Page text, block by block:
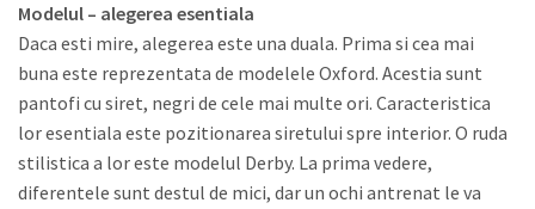
Modelul – alegerea esentiala
Daca esti mire, alegerea este una duala. Prima si cea mai
buna este reprezentata de modelele Oxford. Acestia sunt
pantofi cu siret, negri de cele mai multe ori. Caracteristica
lor esentiala este pozitionarea siretului spre interior. O ruda
stilistica a lor este modelul Derby. La prima vedere,
diferentele sunt destul de mici, dar un ochi antrenat le va